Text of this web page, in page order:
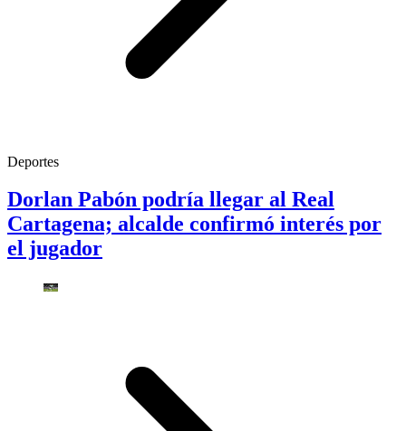
Deportes
Dorlan Pabón podría llegar al Real
Cartagena; alcalde confirmó interés por
el jugador